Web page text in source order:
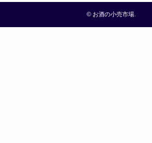
©お酒の小売市場.